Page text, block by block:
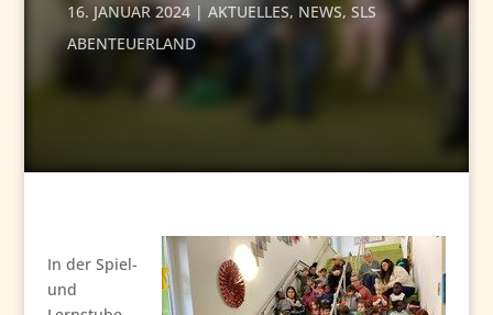
16. JANUAR 2024 AKTUELLES, NEWS, SLS
ABENTEUERLAND
In der Spiel-
und